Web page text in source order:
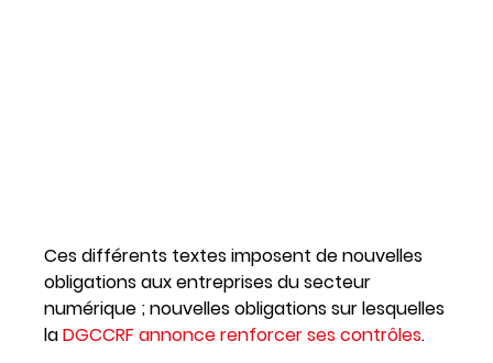
Ces différents textes imposent de nouvelles
obligations aux entreprises du secteur
numérique ; nouvelles obligations sur lesquelles
laDGCCRF annonce renforcer ses contrôles.